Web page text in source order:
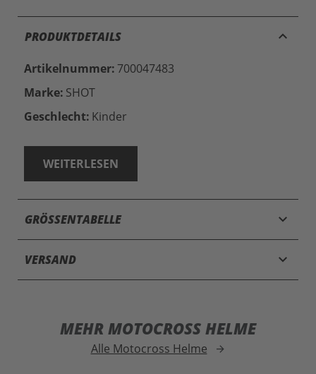
PRODUKTDETAILS keyboard_arrow_up
Artikelnummer: 700047483
Marke: SHOT
Geschlecht: Kinder
WEITERLESEN
GRÖSSENTABELLE keyboard_arrow_down
VERSAND keyboard_arrow_down
MEHR MOTOCROSS HELME
Alle Motocross Helme arrow_forward